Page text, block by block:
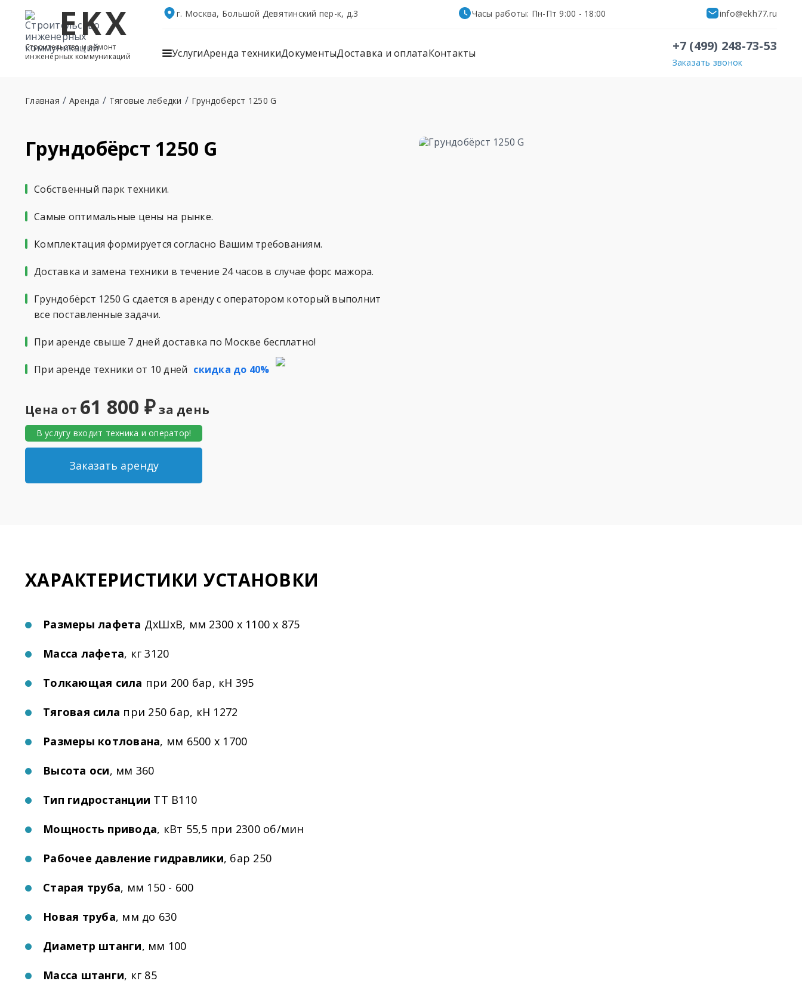
EKX
Строительство и ремонт
инженерных коммуникаций
г. Москва, Большой Девятинский пер-к, д.3 Часы работы: Пн-Пт 9:00 - 18:00 info@ekh77.ru
УслугиАренда техникиДокументыДоставка и оплатаКонтакты +7 (499) 248-73-53
Заказать звонок
Главная / Аренда / Тяговые лебедки / Грундобёрст 1250 G
Грундобёрст 1250 G
Собственный парк техники.
Самые оптимальные цены на рынке.
Комплектация формируется согласно Вашим требованиям.
Доставка и замена техники в течение 24 часов в случае форс мажора.
Грундобёрст 1250 G сдается в аренду с оператором который выполнит
все поставленные задачи.
При аренде свыше 7 дней доставка по Москве бесплатно!
При аренде техники от 10 дней скидка до 40%
Цена от 61 800 ₽за день
В услугу входит техника и оператор!
Заказать аренду
ХАРАКТЕРИСТИКИ УСТАНОВКИ
Размеры лафета ДхШхВ, мм 2300 х 1100 х 875
Масса лафета, кг 3120
Толкающая сила при 200 бар, кН 395
Тяговая сила при 250 бар, кН 1272
Размеры котлована, мм 6500 х 1700
Высота оси, мм 360
Тип гидростанции ТТ В110
Мощность привода, кВт 55,5 при 2300 об/мин
Рабочее давление гидравлики, бар 250
Старая труба, мм 150 - 600
Новая труба, мм до 630
Диаметр штанги, мм 100
Масса штанги, кг 85